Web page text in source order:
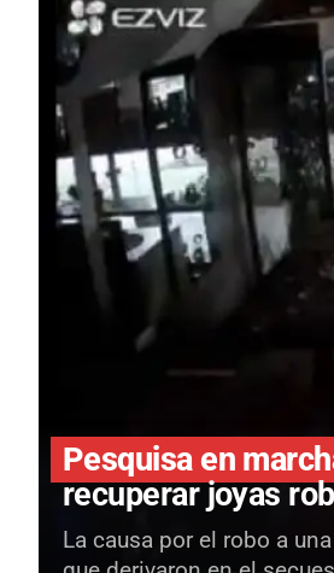
Pesquisa en
recuperar joyas
La causa por el robo a